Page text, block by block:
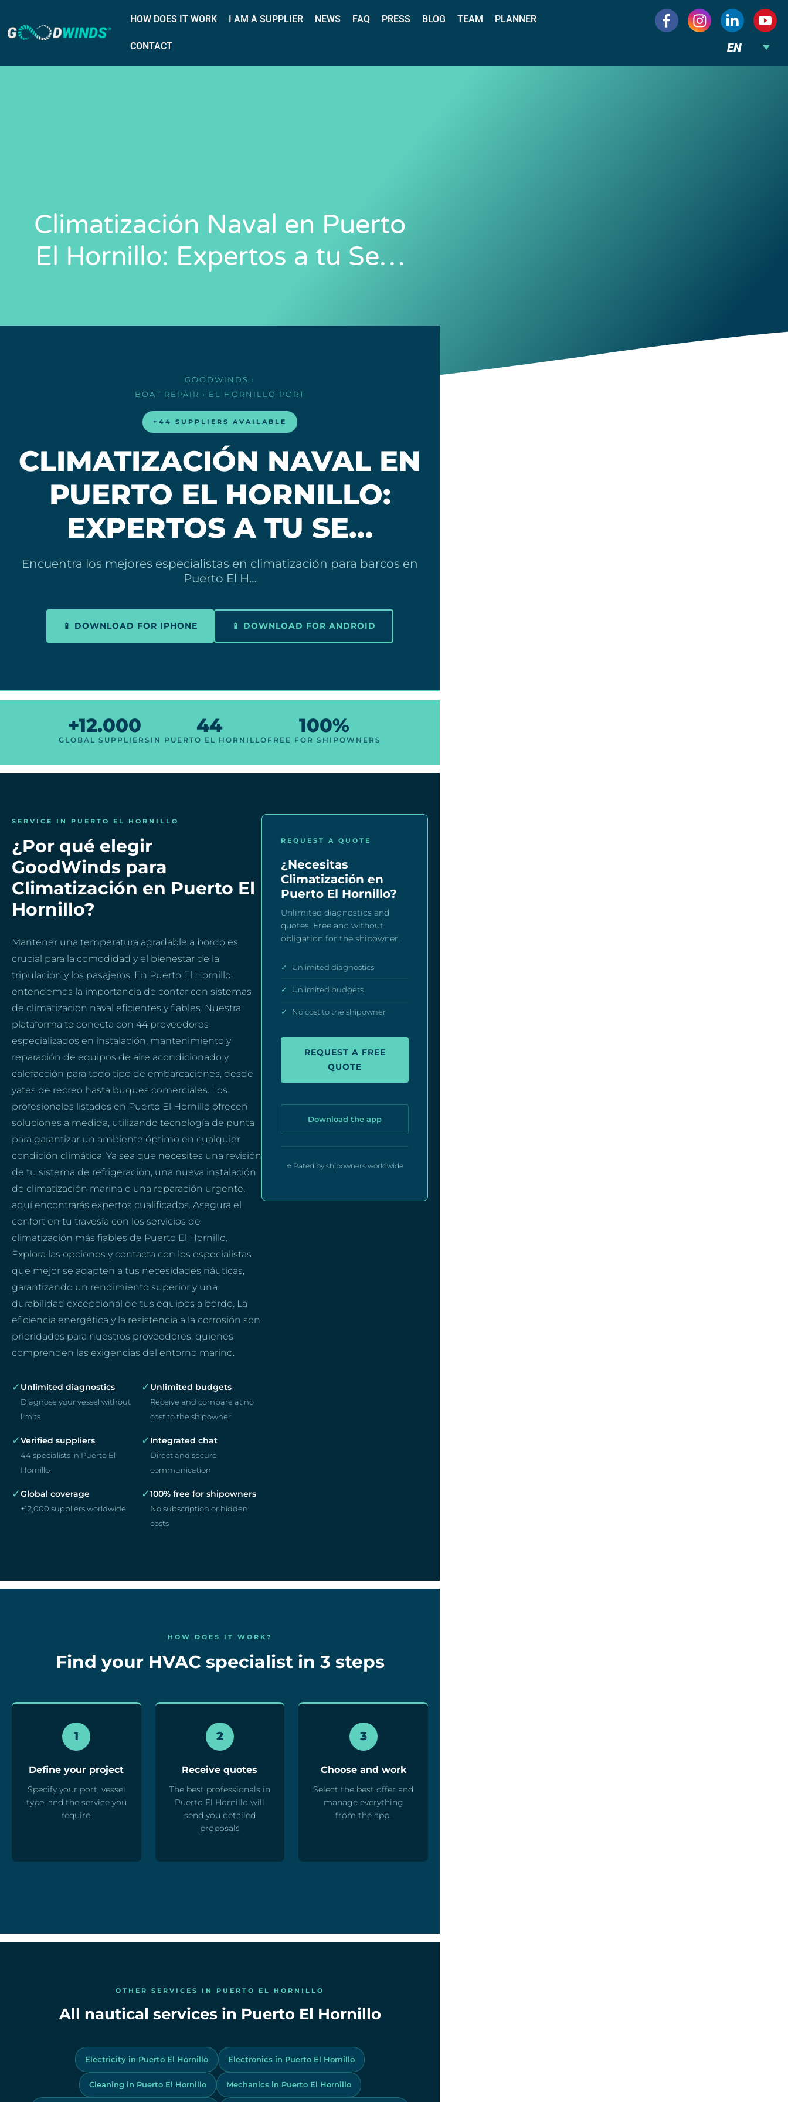
HOW DOES IT WORK I AM A SUPPLIER NEWS FAQ PRESS BLOG TEAM PLANNER
CONTACT EN
Climatización Naval en Puerto
El Hornillo: Expertos a tu Se…
GOODWINDS ›
BOAT REPAIR › EL HORNILLO PORT
+44 SUPPLIERS AVAILABLE
CLIMATIZACIÓN NAVAL EN
PUERTO EL HORNILLO:
EXPERTOS A TU SE…
Encuentra los mejores especialistas en climatización para barcos en
Puerto El H…
📱 DOWNLOAD FOR IPHONE 📱 DOWNLOAD FOR ANDROID
+12.000
GLOBAL SUPPLIERS
44
IN PUERTO EL HORNILLO
100%
FREE FOR SHIPOWNERS
SERVICE IN PUERTO EL HORNILLO
¿Por qué elegir
GoodWinds para
Climatización en Puerto El
Hornillo?
Mantener una temperatura agradable a bordo es
crucial para la comodidad y el bienestar de la
tripulación y los pasajeros. En Puerto El Hornillo,
entendemos la importancia de contar con sistemas
de climatización naval eficientes y fiables. Nuestra
plataforma te conecta con 44 proveedores
especializados en instalación, mantenimiento y
reparación de equipos de aire acondicionado y
calefacción para todo tipo de embarcaciones, desde
yates de recreo hasta buques comerciales. Los
profesionales listados en Puerto El Hornillo ofrecen
soluciones a medida, utilizando tecnología de punta
para garantizar un ambiente óptimo en cualquier
condición climática. Ya sea que necesites una revisión
de tu sistema de refrigeración, una nueva instalación
de climatización marina o una reparación urgente,
aquí encontrarás expertos cualificados. Asegura el
confort en tu travesía con los servicios de
climatización más fiables de Puerto El Hornillo.
Explora las opciones y contacta con los especialistas
que mejor se adapten a tus necesidades náuticas,
garantizando un rendimiento superior y una
durabilidad excepcional de tus equipos a bordo. La
eficiencia energética y la resistencia a la corrosión son
prioridades para nuestros proveedores, quienes
comprenden las exigencias del entorno marino.
✓ Unlimited diagnostics
Diagnose your vessel without
limits
✓ Unlimited budgets
Receive and compare at no
cost to the shipowner
✓Verified suppliers
44 specialists in Puerto El
Hornillo
✓ Integrated chat
Direct and secure
communication
✓Global coverage
+12,000 suppliers worldwide
✓100% free for shipowners
No subscription or hidden
costs
REQUEST A QUOTE
¿Necesitas
Climatización en
Puerto El Hornillo?
Unlimited diagnostics and
quotes. Free and without
obligation for the shipowner.
✓ Unlimited diagnostics
✓ Unlimited budgets
✓ No cost to the shipowner
REQUEST A FREE
QUOTE
Download the app
⭐ Rated by shipowners worldwide
HOW DOES IT WORK?
Find your HVAC specialist in 3 steps
1
Define your project
Specify your port, vessel
type, and the service you
require.
2
Receive quotes
The best professionals in
Puerto El Hornillo will
send you detailed
proposals
3
Choose and work
Select the best offer and
manage everything
from the app.
OTHER SERVICES IN PUERTO EL HORNILLO
All nautical services in Puerto El Hornillo
Electricity in Puerto El Hornillo Electronics in Puerto El Hornillo
Cleaning in Puerto El Hornillo Mechanics in Puerto El Hornillo